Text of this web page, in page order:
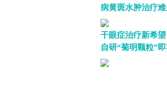
病黄斑水肿治疗
干眼症治疗新希
自研“菊明颗粒”即